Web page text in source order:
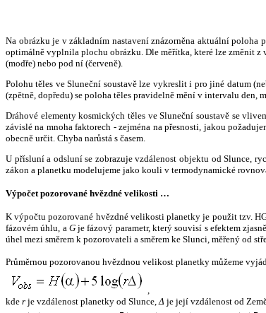
Na obrázku je v základním nastavení znázorněna aktuální
optimálně vyplnila plochu obrázku. Dle měřítka, které lze změnit
(modře) nebo pod ní (červeně).
Polohu těles ve Sluneční soustavě lze vykreslit i pro jiné datum
(zpětně, dopředu) se poloha těles pravidelně mění v intervalu den,
Dráhové elementy kosmických těles ve Sluneční soustavě se
závislé na mnoha faktorech - zejména na přesnosti, jakou
obecně určit. Chyba narůstá s časem.
U přísluní a odsluní se zobrazuje vzdálenost objektu od Slunce,
zákon a planetku modelujeme jako kouli v termodynamické
Výpočet pozorované hvězdné velikosti …
K výpočtu pozorované hvězdné velikosti planetky je použit tzv.
fázovém úhlu, a Gje fázový parametr, který souvisí s efektem
úhel mezi směrem k pozorovateli a směrem ke Slunci, měřený od
Průměrnou pozorovanou hvězdnou velikost planetky můžeme
,
kde r je vzdálenost planetky od Slunce,Δ je její vzdálenost od